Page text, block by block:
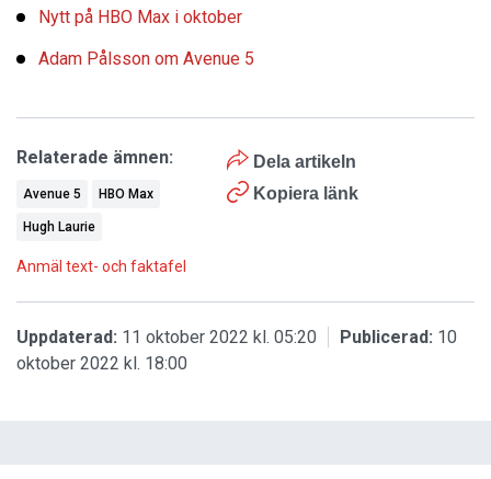
Nytt på HBO Max i oktober
Adam Pålsson om Avenue 5
Dela artikeln
Kopiera länk
Relaterade ämnen:
Avenue 5 HBO Max
Hugh Laurie
Anmäl text- och faktafel
Uppdaterad: 11 oktober 2022 kl. 05:20 Publicerad: 10
oktober 2022 kl. 18:00